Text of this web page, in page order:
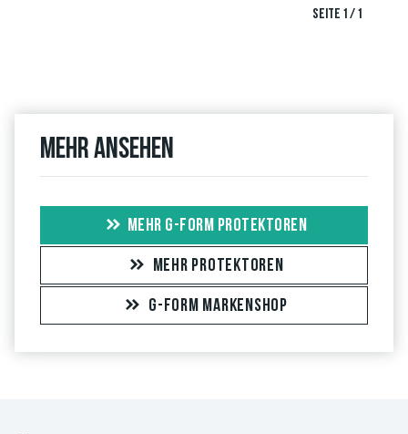
SEITE 1 / 1
Mehr ansehen
MEHR G-FORM PROTEKTOREN
MEHR PROTEKTOREN
G-FORM MARKENSHOP